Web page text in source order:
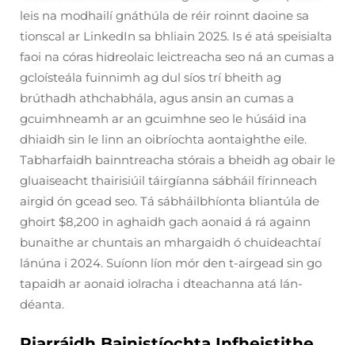
leis na modhailí gnáthúla de réir roinnt daoine sa
tionscal ar LinkedIn sa bhliain 2025. Is é atá speisialta
faoi na córas hidreolaic leictreacha seo ná an cumas a
gcloísteála fuinnimh ag dul síos trí bheith ag
brúthadh athchabhála, agus ansin an cumas a
gcuimhneamh ar an gcuimhne seo le húsáid ina
dhiaidh sin le linn an oibríochta aontaighthe eile.
Tabharfaidh bainntreacha stórais a bheidh ag obair le
gluaiseacht thairisiúil táirgíanna sábháil fírinneach
airgid ón gcead seo. Tá sábháilbhíonta bliantúla de
ghoirt $8,200 in aghaidh gach aonaid á rá againn
bunaithe ar chuntais an mhargaidh ó chuideachtaí
lánúna i 2024. Suíonn líon mór den t-airgead sin go
tapaidh ar aonaid iolracha i dteachanna atá lán-
déanta.